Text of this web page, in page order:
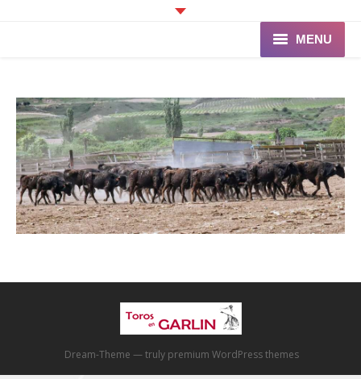
MENU
Programme
Ganaderia de PINCHA
Les Toreros
Infos pratiques
Dream-Theme — truly premium WordPress themes